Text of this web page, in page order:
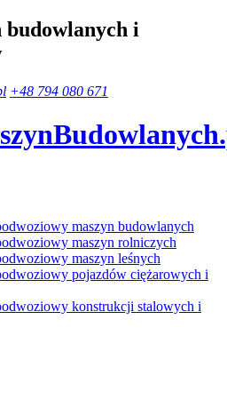
budowlanych i
+48 794 080 671
maszyn budowlanych
maszyn rolniczych
maszyn leśnych
pojazdów ciężarowych i
konstrukcji stalowych i